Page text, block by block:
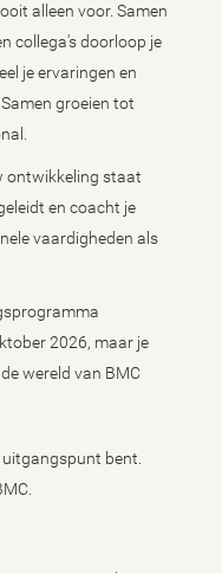
alleen voor. Samen
collega's doorloop je
je ervaringen en
groeien tot
ontwikkeling staat
en coacht je
vaardigheden als
2026, maar je
wereld van BMC
uitgangspunt bent.